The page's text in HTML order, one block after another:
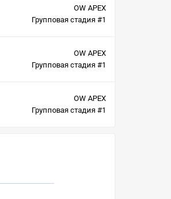
OW APEX
Групповая стадия #1
OW APEX
Групповая стадия #1
OW APEX
Групповая стадия #1